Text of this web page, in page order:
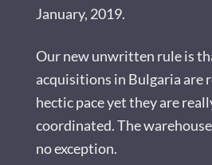
January, 2019.
Our new unwritten rule is
acquisitions in Bulgaria are
hectic pace yet they are
coordinated. The
no exception.